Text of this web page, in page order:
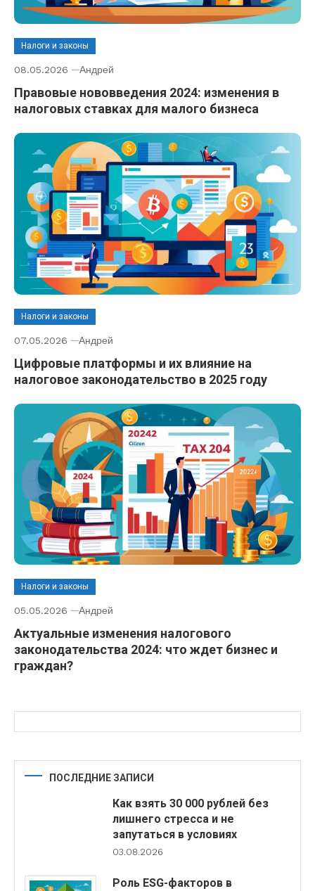
Налоги и законы
08.05.2026 Андрей
Правовые нововведения 2024: изменения в
налоговых ставках для малого бизнеса
Налоги и законы
07.05.2026 Андрей
Цифровые платформы и их влияние на
налоговое законодательство в 2025 году
Налоги и законы
05.05.2026 Андрей
Актуальные изменения налогового
законодательства 2024: что ждет бизнес и
граждан?
ПОСЛЕДНИЕ ЗАПИСИ
Как взять 30 000 рублей без
лишнего стресса и не
запутаться в условиях
03.08.2026
Роль ESG-факторов в